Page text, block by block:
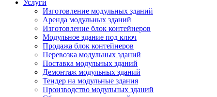
Услуги
Изготовление модульных зданий
Аренда модульных зданий
Изготовление блок контейнеров
Модульное здание под ключ
Продажа блок контейнеров
Перевозка модульных зданий
Поставка модульных зданий
Демонтаж модульных зданий
Тендер на модульные здания
Производство модульных зданий